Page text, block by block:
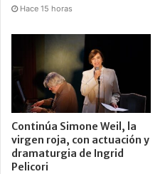
Hace 15 horas
Continúa Simone Weil, la
virgen roja, con actuación y
dramaturgia de Ingrid
Pelicori